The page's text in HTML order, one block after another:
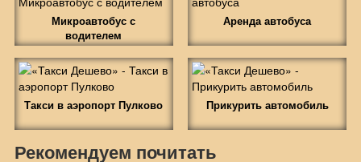
Микроавтобус с
водителем
Аренда автобуса
Такси в аэропорт Пулково Прикурить автомобиль
Рекомендуем почитать